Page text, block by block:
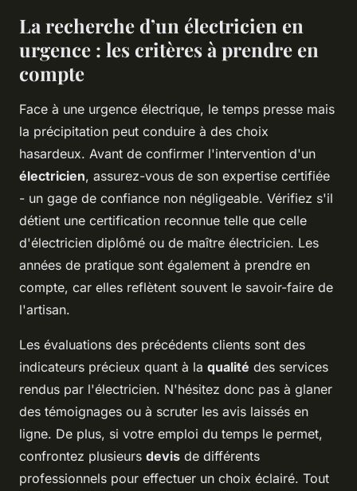
La recherche d’un électricien en
urgence : les critères à prendre en
compte
Face à une urgence électrique, le temps presse mais
la précipitation peut conduire à des choix
hasardeux. Avant de confirmer l'intervention d'un
électricien, assurez-vous de son expertise certifiée
- un gage de confiance non négligeable. Vérifiez s'il
détient une certification reconnue telle que celle
d'électricien diplômé ou de maître électricien. Les
années de pratique sont également à prendre en
compte, car elles reflètent souvent le savoir-faire de
l'artisan.
Les évaluations des précédents clients sont des
indicateurs précieux quant à la qualité des services
rendus par l'électricien. N'hésitez donc pas à glaner
des témoignages ou à scruter les avis laissés en
ligne. De plus, si votre emploi du temps le permet,
confrontez plusieurs devis de différents
professionnels pour effectuer un choix éclairé. Tout